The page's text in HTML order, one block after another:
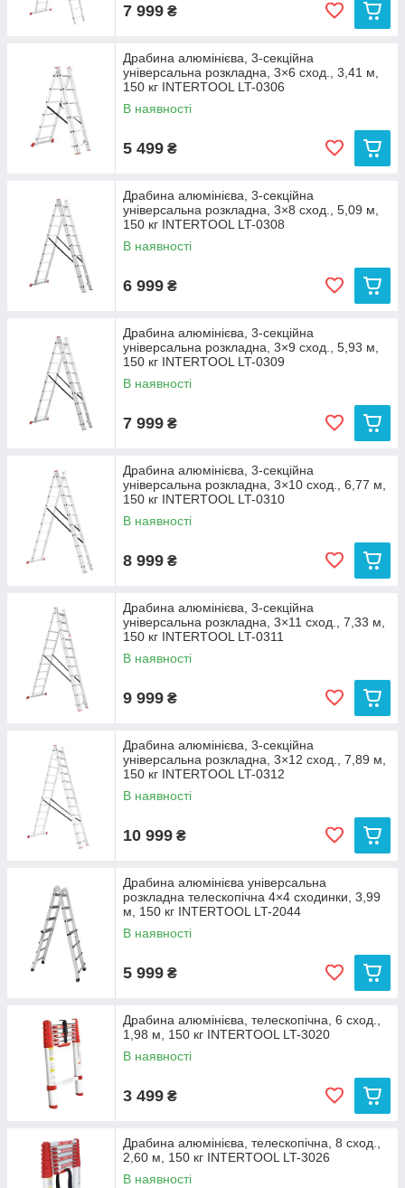
7 999 ₴
Драбина алюмінієва, 3‑секційна
універсальна розкладна, 3×6 сход., 3,41 м,
150 кг INTERTOOL LT-0306
В наявності
5 499 ₴
Драбина алюмінієва, 3‑секційна
універсальна розкладна, 3×8 сход., 5,09 м,
150 кг INTERTOOL LT-0308
В наявності
6 999 ₴
Драбина алюмінієва, 3‑секційна
універсальна розкладна, 3×9 сход., 5,93 м,
150 кг INTERTOOL LT-0309
В наявності
7 999 ₴
Драбина алюмінієва, 3‑секційна
універсальна розкладна, 3×10 сход., 6,77 м,
150 кг INTERTOOL LT-0310
В наявності
8 999 ₴
Драбина алюмінієва, 3‑секційна
універсальна розкладна, 3×11 сход., 7,33 м,
150 кг INTERTOOL LT-0311
В наявності
9 999 ₴
Драбина алюмінієва, 3‑секційна
універсальна розкладна, 3×12 сход., 7,89 м,
150 кг INTERTOOL LT-0312
В наявності
10 999 ₴
Драбина алюмінієва універсальна
розкладна телескопічна 4×4 сходинки, 3,99
м, 150 кг INTERTOOL LT-2044
В наявності
5 999 ₴
Драбина алюмінієва, телескопічна, 6 сход.,
1,98 м, 150 кг INTERTOOL LT-3020
В наявності
3 499 ₴
Драбина алюмінієва, телескопічна, 8 сход.,
2,60 м, 150 кг INTERTOOL LT-3026
В наявності